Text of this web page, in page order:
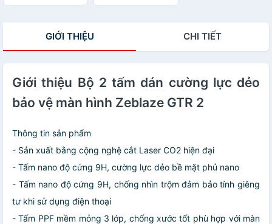
GIỚI THIỆU CHI TIẾT
Giới thiệu Bộ 2 tấm dán cường lực dẻo
bảo vệ màn hình Zeblaze GTR 2
Thông tin sản phẩm
- Sản xuất bằng cộng nghệ cắt Laser CO2 hiện đại
- Tấm nano độ cứng 9H, cường lực dẻo bề mặt phủ nano
- Tấm nano độ cứng 9H, chống nhìn trộm đảm bảo tính giêng
tư khi sử dụng điện thoại
- Tấm PPF mềm mỏng 3 lớp, chống xước tốt phù hợp với màn